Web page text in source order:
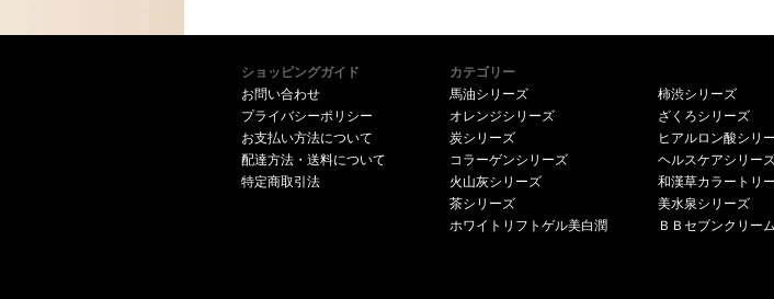
ショッピングガイド
お問い合わせ
プライバシーポリシー
お支払い方法について
配達方法・送料について
特定商取引法
カテゴリー
馬油シリーズ
オレンジシリーズ
炭シリーズ
コラーゲンシリーズ
火山灰シリーズ
茶シリーズ
ホワイトリフトゲル美白潤
柿渋シリーズ
ざくろシリーズ
ヒアルロン酸シリ
ヘルスケアシリー
和漢草カラートリ
美水泉シリーズ
ＢＢセブンクリーム